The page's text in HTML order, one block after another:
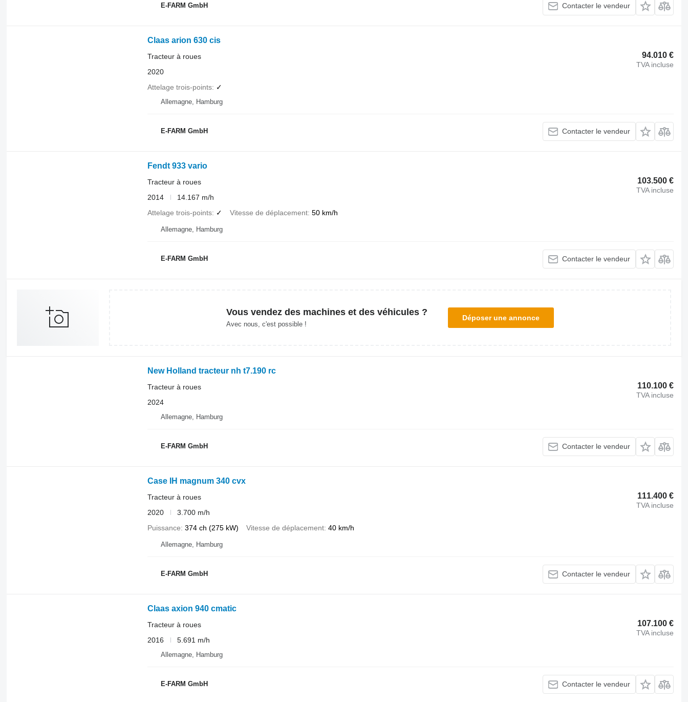
E-FARM GmbH Contacter le vendeur
Claas arion 630 cis
94.010 €
TVA incluse
Tracteur à roues
2020
Attelage trois-points
✓
Allemagne, Hamburg
E-FARM GmbH Contacter le vendeur
Fendt 933 vario
103.500 €
TVA incluse
Tracteur à roues
2014
14.167 m/h
Attelage trois-points
✓ Vitesse de déplacement 50 km/h
Allemagne, Hamburg
E-FARM GmbH Contacter le vendeur
Vous vendez des machines et des véhicules ?
Avec nous, c'est possible !
Déposer une annonce
New Holland tracteur nh t7.190 rc
110.100 €
TVA incluse
Tracteur à roues
2024
Allemagne, Hamburg
E-FARM GmbH Contacter le vendeur
Case IH magnum 340 cvx
111.400 €
TVA incluse
Tracteur à roues
2020
3.700 m/h
Puissance 374 ch (275 kW) Vitesse de déplacement 40 km/h
Allemagne, Hamburg
E-FARM GmbH Contacter le vendeur
Claas axion 940 cmatic
107.100 €
TVA incluse
Tracteur à roues
2016
5.691 m/h
Allemagne, Hamburg
E-FARM GmbH Contacter le vendeur